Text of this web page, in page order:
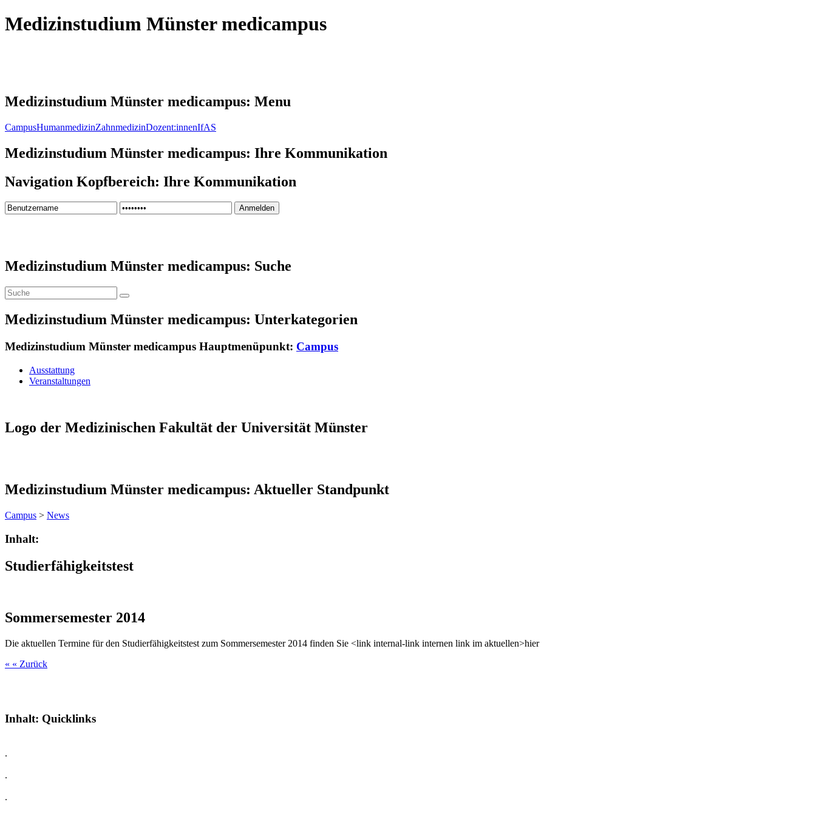
Medizinstudium Münster medicampus
Medizinstudium Münster medicampus: Menu
CampusHumanmedizinZahnmedizinDozent:innenIfAS
Medizinstudium Münster medicampus: Ihre Kommunikation
Navigation Kopfbereich: Ihre Kommunikation
Medizinstudium Münster medicampus: Suche
Medizinstudium Münster medicampus: Unterkategorien
Medizinstudium Münster medicampus Hauptmenüpunkt: Campus
Ausstattung
Veranstaltungen
Logo der Medizinischen Fakultät der Universität Münster
Medizinstudium Münster medicampus: Aktueller Standpunkt
Campus > News
Inhalt:
Studierfähigkeitstest
Sommersemester 2014
Die aktuellen Termine für den Studierfähigkeitstest zum Sommersemester 2014 finden Sie <link internal-link internen link im aktuellen>hier
« « Zurück
Inhalt: Quicklinks
.
.
.